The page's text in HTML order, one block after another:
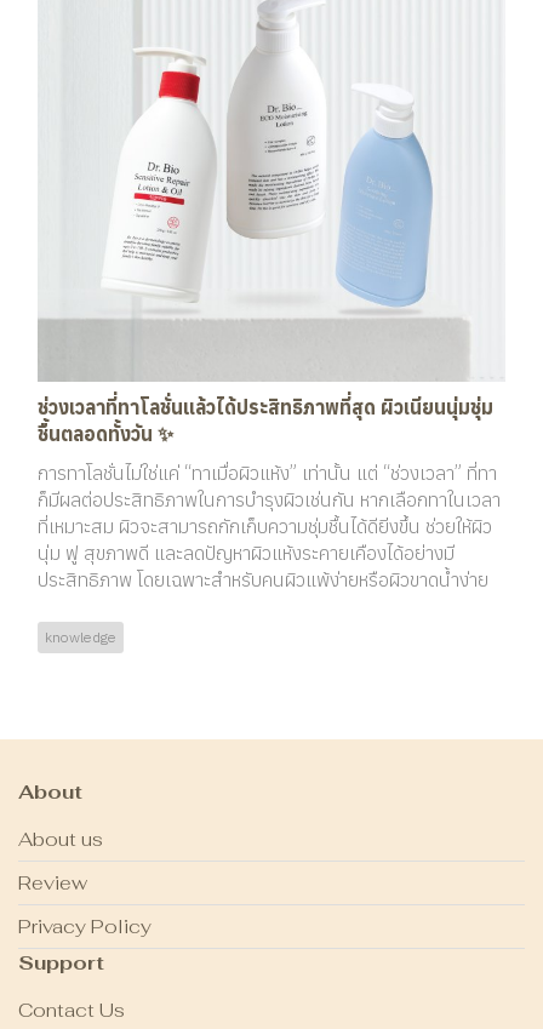
ช่วงเวลาที่ทาโลชั่นแล้วได้ประสิทธิภาพที่สุด ผิวเนียนนุ่มชุ่ม
ชื้นตลอดทั้งวัน ✨
การทาโลชั่นไม่ใช่แค่ “ทาเมื่อผิวแห้ง” เท่านั้น แต่ “ช่วงเวลา” ที่ทา
ก็มีผลต่อประสิทธิภาพในการบำรุงผิวเช่นกัน หากเลือกทาในเวลา
ที่เหมาะสม ผิวจะสามารถกักเก็บความชุ่มชื้นได้ดียิ่งขึ้น ช่วยให้ผิว
นุ่ม ฟู สุขภาพดี และลดปัญหาผิวแห้งระคายเคืองได้อย่างมี
ประสิทธิภาพ โดยเฉพาะสำหรับคนผิวแพ้ง่ายหรือผิวขาดน้ำง่าย
knowledge
About
About us
Review
Privacy Policy
Support
Contact Us